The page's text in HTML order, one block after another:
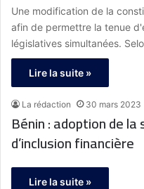
Une modification de la
afin de permettre la tenue
législatives simultanées.
Lire la suite »
La rédaction 30 mars 2023
Bénin : adoption de
d’inclusion financière
Lire la suite »